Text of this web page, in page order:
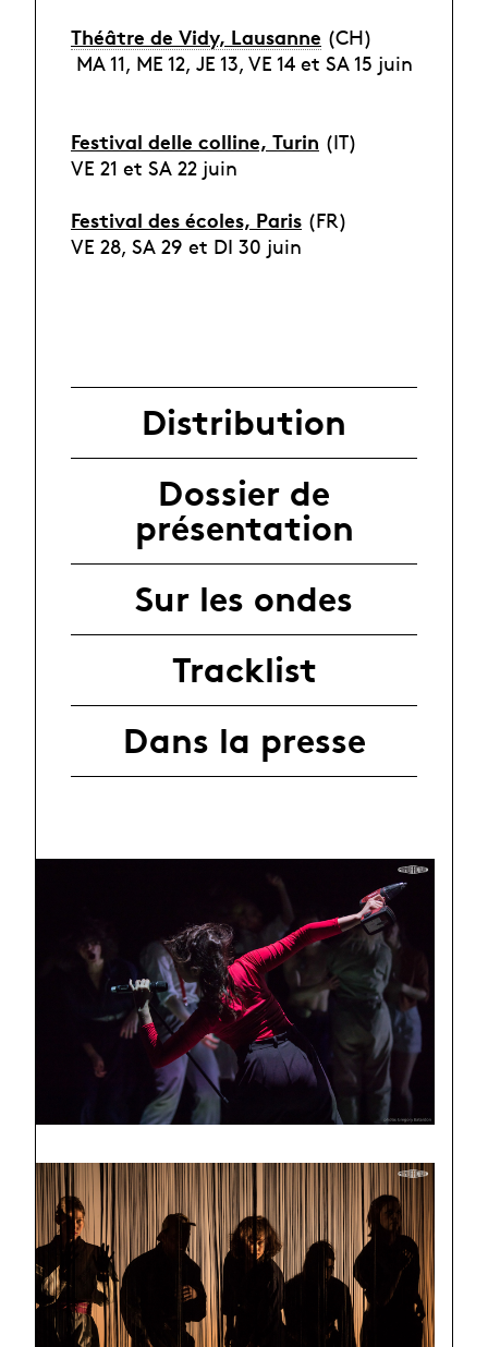
Théâtre de Vidy, Lausanne (CH)
MA 11, ME 12, JE 13, VE 14 et SA 15 juin
Festival delle colline, Turin (IT)
VE 21 et SA 22 juin
Festival des écoles, Paris (FR)
VE 28, SA 29 et DI 30 juin
Distribution
Dossier de
présentation
Sur les ondes
Tracklist
Dans la presse